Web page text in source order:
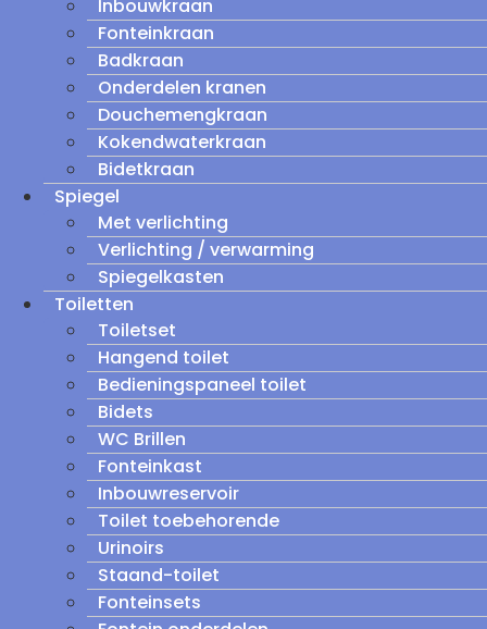
Inbouwkraan
Fonteinkraan
Badkraan
Onderdelen kranen
Douchemengkraan
Kokendwaterkraan
Bidetkraan
Spiegel
Met verlichting
Verlichting / verwarming
Spiegelkasten
Toiletten
Toiletset
Hangend toilet
Bedieningspaneel toilet
Bidets
WC Brillen
Fonteinkast
Inbouwreservoir
Toilet toebehorende
Urinoirs
Staand-toilet
Fonteinsets